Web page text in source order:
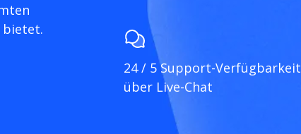
bietet.
24 / 5 Support-Verfügbarkeit
über Live-Chat